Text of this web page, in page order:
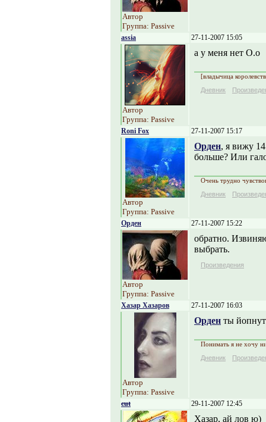
Автор
Группа: Passive
assia 27-11-2007 15:05
Автор
Группа: Passive
а у меня нет О.о
[владычица
Дневник
Roni Fox 27-11-2007 15:17
Автор
Группа: Passive
Орден, я вижу
больше? Или
Очень трудно
Дневник
Орден 27-11-2007 15:22
Автор
Группа: Passive
обратно.
выбрать.
Произведения
Хазар Хазаров 27-11-2007 16:03
Автор
Группа: Passive
Орден ты
Понимать я не хочу
Дневник
cut 29-11-2007 12:45
Хазар, ай лов ю)